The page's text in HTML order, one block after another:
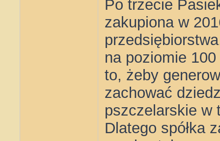
Po trzecie
zakupiona w
na poziomie 100
to, żeby
zachować
pszczelarskie w
Dlatego spółka